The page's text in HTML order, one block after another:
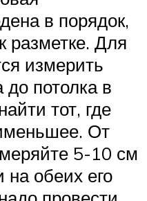
в порядок,
разметке. Для
измерить
до потолка в
тот, где
От
5-10 см
на обеих его